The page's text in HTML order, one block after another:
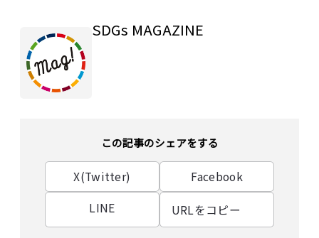
SDGs MAGAZINE
この記事のシェアをする
X(Twitter)
Facebook
LINE
URLをコピー